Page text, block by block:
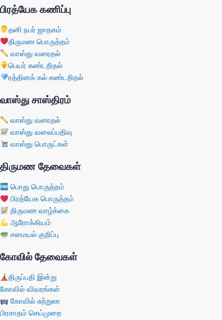
பிரத்யேக கணிப்பு
தனி நபர் ஜாதகம்
திருமண பொருத்தம்
வாஸ்து வரைதல்
பெயர் கண்டறிதல்
ரத்தினக் கல் கண்டறிதல்
வாஸ்து சாஸ்திரம்
வாஸ்து வரைதல்
வாஸ்து வலைப்பதிவு
வாஸ்து பொருட்கள்
திருமண தேவைகள்
பொது பொருத்தம்
பிரத்யேக பொருத்தம்
திருமண வாழ்க்கை
ஆரோக்கியம்
சமையல் குறிப்பு
கோவில் தேவைகள்
திருப்பதி இன்று
கோவில் விவரங்கள்
கோவில் சுற்றுலா
பிரசாதம் செய்முறை